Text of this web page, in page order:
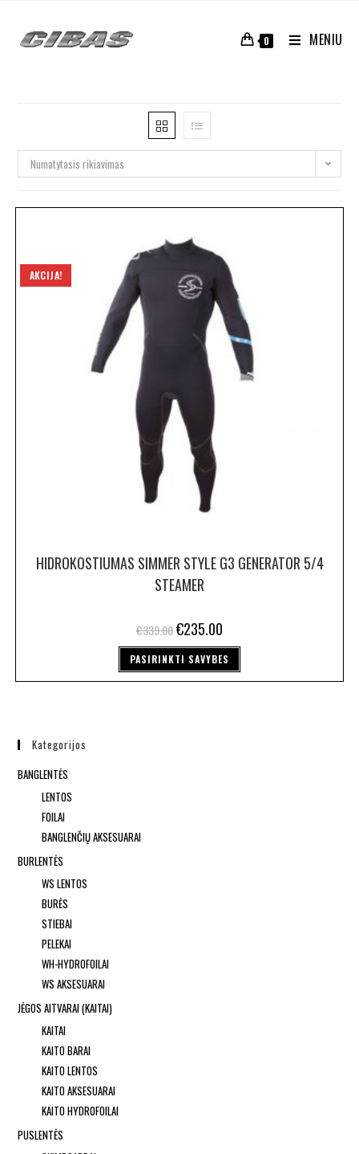
0 MENIU
Numatytasis rikiavimas
AKCIJA!
HIDROKOSTIUMAS SIMMER STYLE G3 GENERATOR 5/4
STEAMER
€339.00€235.00
PASIRINKTI SAVYBES
Kategorijos
BANGLENTĖS
LENTOS
FOILAI
BANGLENČIŲ AKSESUARAI
BURLENTĖS
WS LENTOS
BURĖS
STIEBAI
PELEKAI
WH-HYDROFOILAI
WS AKSESUARAI
JĖGOS AITVARAI (KAITAI)
KAITAI
KAITO BARAI
KAITO LENTOS
KAITO AKSESUARAI
KAITO HYDROFOILAI
PUSLENTĖS